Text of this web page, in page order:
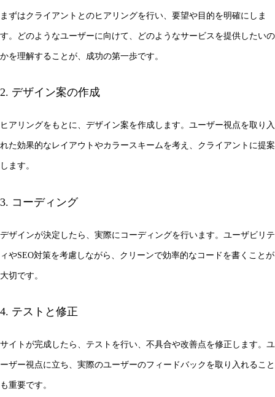
まずはクライアントとのヒアリングを行い、要望や目的を明確にしま
す。どのようなユーザーに向けて、どのようなサービスを提供したいの
かを理解することが、成功の第一歩です。
2. デザイン案の作成
ヒアリングをもとに、デザイン案を作成します。ユーザー視点を取り入
れた効果的なレイアウトやカラースキームを考え、クライアントに提案
します。
3. コーディング
デザインが決定したら、実際にコーディングを行います。ユーザビリテ
ィやSEO対策を考慮しながら、クリーンで効率的なコードを書くことが
大切です。
4. テストと修正
サイトが完成したら、テストを行い、不具合や改善点を修正します。ユ
ーザー視点に立ち、実際のユーザーのフィードバックを取り入れること
も重要です。